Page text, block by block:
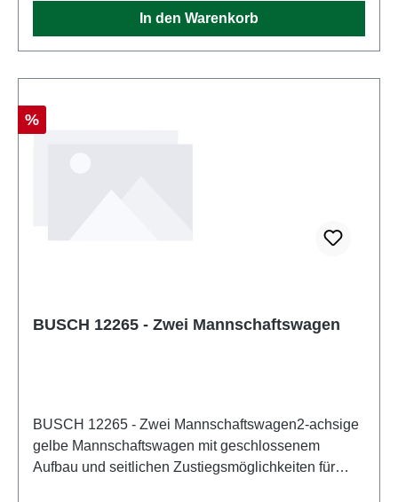
In den Warenkorb
Rabatt
%
BUSCH 12265 - Zwei Mannschaftswagen
BUSCH 12265 - Zwei Mannschaftswagen2-achsige
gelbe Mannschaftswagen mit geschlossenem
Aufbau und seitlichen Zustiegsmöglichkeiten für